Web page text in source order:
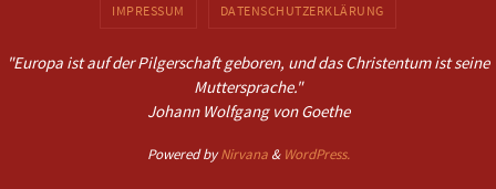
IMPRESSUM DATENSCHUTZERKLÄRUNG
"Europa ist auf der Pilgerschaft geboren, und das Christentum ist seine
Muttersprache."
Johann Wolfgang von Goethe
Powered byNirvana& WordPress.